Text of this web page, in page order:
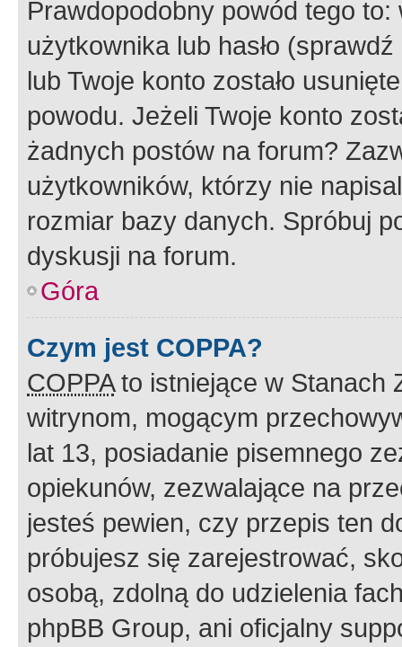
Prawdopodobny powód tego to:
użytkownika lub hasło
lub Twoje konto zostało
powodu. Jeżeli Twoje konto
żadnych postów na forum?
użytkowników, którzy nie
rozmiar bazy danych. Spróbuj
dyskusji na forum.
Góra
Czym jest COPPA?
COPPAto istniejące w Stanach
witrynom, mogącym
lat 13, posiadanie pisemnego
opiekunów, zezwalające na
jesteś pewien, czy przepis ten
próbujesz się zarejestrować,
osobą, zdolną do udzielenia
phpBB Group, ani oficjalny